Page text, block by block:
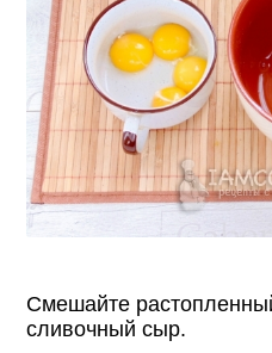
Смешайте
сливочный сыр.